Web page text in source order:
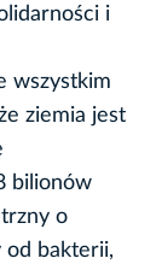
i
wszystkim
ziemia jest
bilionów
o
od bakterii,